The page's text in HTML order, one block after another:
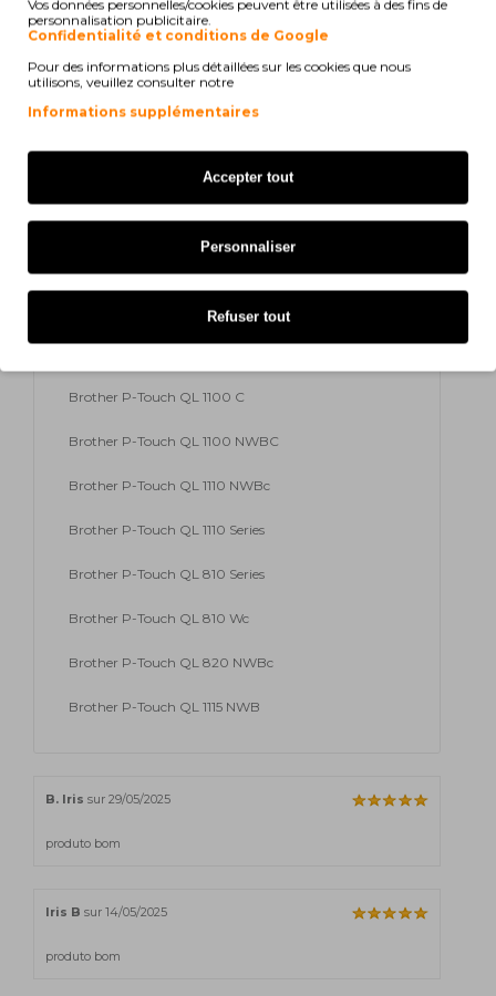
Brother P-Touch QL 1100 NWB
Brother P-Touch QL 820 NW
Brother P-Touch QL 1100
Brother P-Touch QL 600
Brother P-Touch QL 600 G
Brother P-Touch QL 1100 C
Brother P-Touch QL 1100 NWBC
Brother P-Touch QL 1110 NWBc
Brother P-Touch QL 1110 Series
Brother P-Touch QL 810 Series
Brother P-Touch QL 810 Wc
Brother P-Touch QL 820 NWBc
Brother P-Touch QL 1115 NWB
B. Iris sur 29/05/2025
produto bom
Iris B sur 14/05/2025
produto bom
Vos données personnelles/cookies peuvent être utilisées à des fins de
personnalisation publicitaire.
Confidentialité et conditions de Google
Pour des informations plus détaillées sur les cookies que nous
utilisons, veuillez consulter notre
Informations supplémentaires
Accepter tout
Personnaliser
Refuser tout